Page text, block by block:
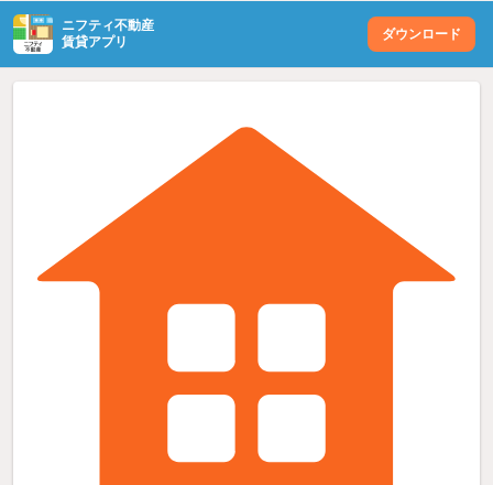
ニフティ不動産
賃貸アプリ
ダウンロード